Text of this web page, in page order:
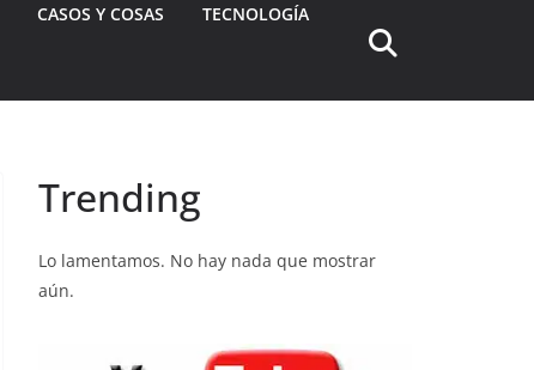
CASOS Y COSAS TECNOLOGÍA
Trending
Lo lamentamos. No hay nada que mostrar
aún.